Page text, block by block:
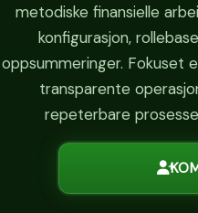
metodiske finansielle
konfigurasjon,
oppsummeringer. Fokuset
transparente
repeterbare